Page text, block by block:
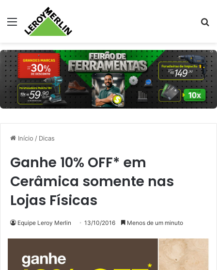
Menu
Início / Dicas
Ganhe 10% OFF* em
Cerâmica somente nas
Lojas Físicas
Equipe Leroy Merlin 13/10/2016 Menos de um minuto